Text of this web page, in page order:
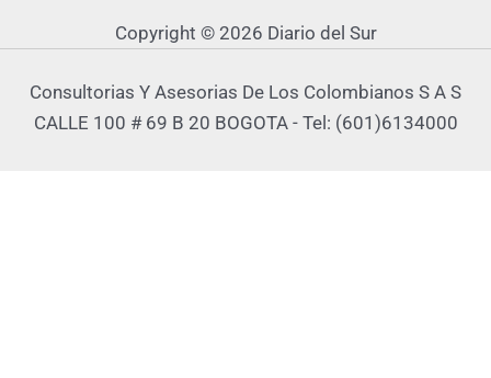
Copyright © 2026 Diario del Sur
Consultorias Y Asesorias De Los Colombianos S A S
CALLE 100 # 69 B 20 BOGOTA - Tel: (601)6134000